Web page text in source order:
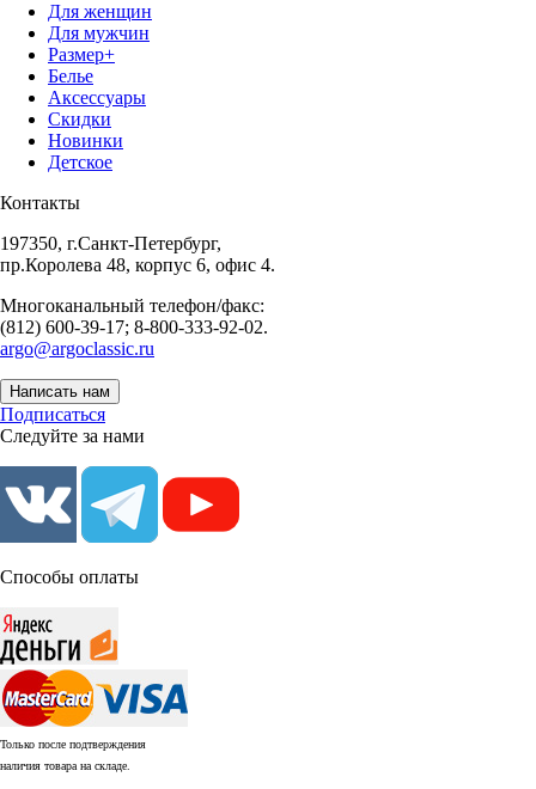
Для женщин
Для мужчин
Размер+
Белье
Аксессуары
Скидки
Новинки
Детское
Контакты
197350, г.Санкт-Петербург,
пр.Королева 48, корпус 6, офис 4.
Многоканальный телефон/факс:
(812) 600-39-17; 8-800-333-92-02.
argo@argoclassic.ru
Написать нам
Подписаться
Следуйте за нами
Способы оплаты
Только после подтверждения
наличия товара на складе.